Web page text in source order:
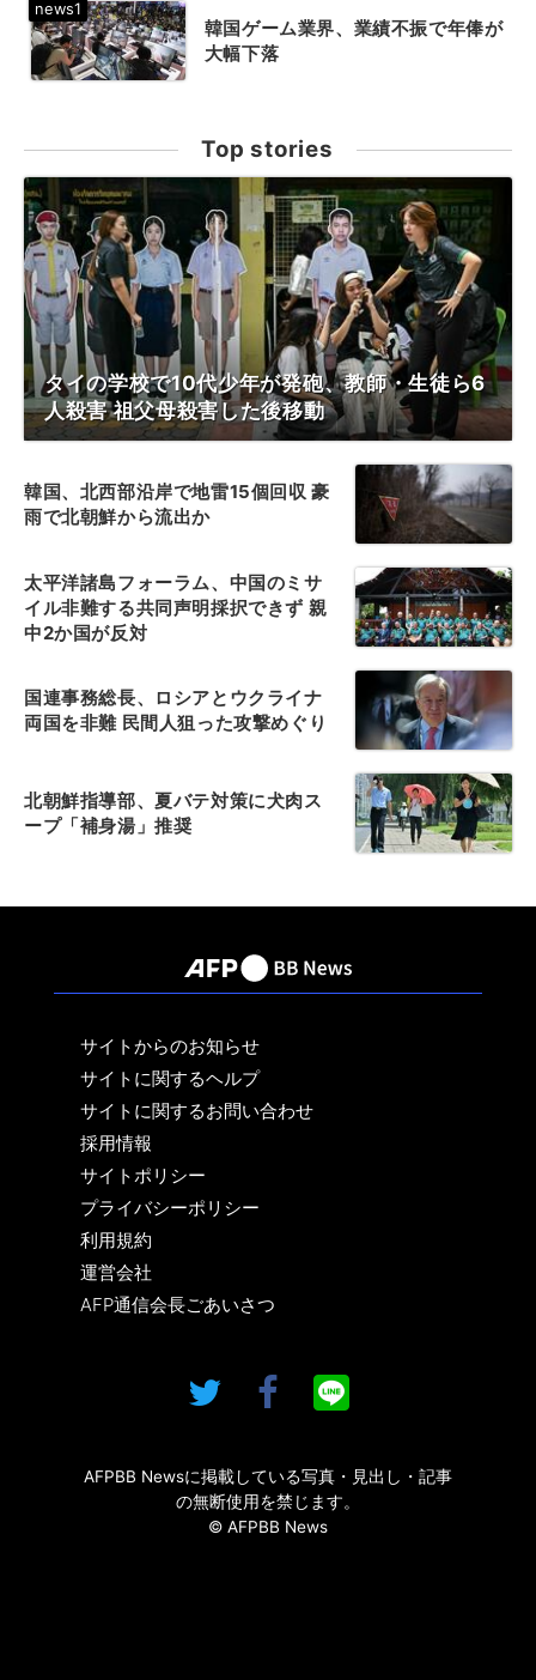
韓国ゲーム業界、業績不振で年俸が
大幅下落
Top stories
タイの学校で10代少年が発砲、教師・生徒ら6
人殺害 祖父母殺害した後移動
韓国、北西部沿岸で地雷15個回収 豪
雨で北朝鮮から流出か
太平洋諸島フォーラム、中国のミサ
イル非難する共同声明採択できず 親
中2か国が反対
国連事務総長、ロシアとウクライナ
両国を非難 民間人狙った攻撃めぐり
北朝鮮指導部、夏バテ対策に犬肉ス
ープ「補身湯」推奨
サイトからのお知らせ
サイトに関するヘルプ
サイトに関するお問い合わせ
採用情報
サイトポリシー
プライバシーポリシー
利用規約
運営会社
AFP通信会長ごあいさつ
AFPBB Newsに掲載している写真・見出し・記事
の無断使用を禁じます。
© AFPBB News